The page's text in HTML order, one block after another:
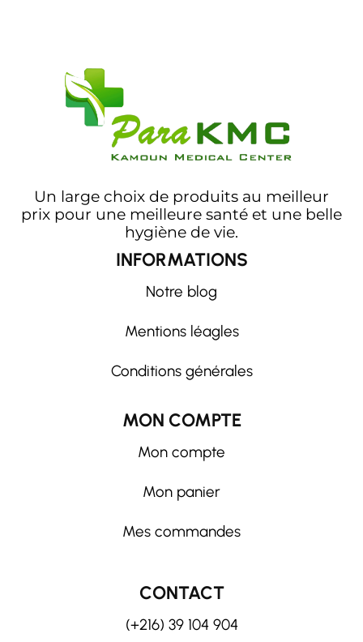
Un large choix de produits au meilleur
prix pour une meilleure santé et une belle
hygiène de vie.
INFORMATIONS
Notre blog
Mentions léagles
Conditions générales
MON COMPTE
Mon compte
Mon panier
Mes commandes
CONTACT
(+216) 39 104 904